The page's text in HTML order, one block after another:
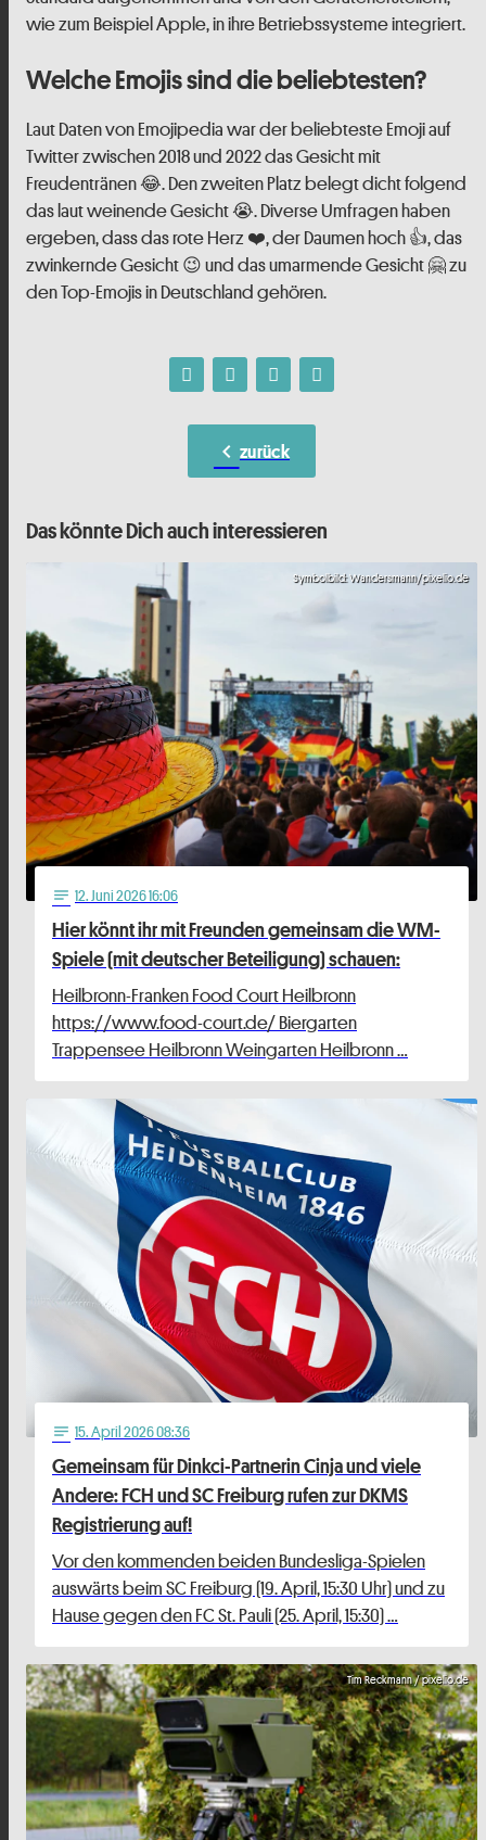
wie zum Beispiel Apple, in ihre Betriebssysteme integriert.
Welche Emojis sind die beliebtesten?
Laut Daten von Emojipedia war der beliebteste Emoji auf
Twitter zwischen 2018 und 2022 das Gesicht mit
Freudentränen 😂. Den zweiten Platz belegt dicht folgend
das laut weinende Gesicht 😭. Diverse Umfragen haben
ergeben, dass das rote Herz ❤️, der Daumen hoch 👍, das
zwinkernde Gesicht 😉 und das umarmende Gesicht 🤗 zu
den Top-Emojis in Deutschland gehören.
chevron_left zurück
Das könnte Dich auch interessieren
Symbolbild: Wandersmann/pixelio.de
notes 12. Juni 2026 16:06
Hier könnt ihr mit Freunden gemeinsam die WM-
Spiele (mit deutscher Beteiligung) schauen:
Heilbronn-Franken Food Court Heilbronn
https://www.food-court.de/ Biergarten
Trappensee Heilbronn Weingarten Heilbronn …
notes 15. April 2026 08:36
Gemeinsam für Dinkci-Partnerin Cinja und viele
Andere: FCH und SC Freiburg rufen zur DKMS
Registrierung auf!
Vor den kommenden beiden Bundesliga-Spielen
auswärts beim SC Freiburg (19. April, 15:30 Uhr) und zu
Hause gegen den FC St. Pauli (25. April, 15:30) …
Tim Reckmann / pixelio.de